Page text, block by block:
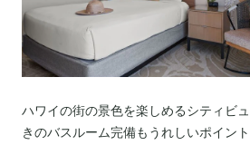
ハワイの街の景色を楽しめるシティビ
きのバスルーム完備もうれしいポイン